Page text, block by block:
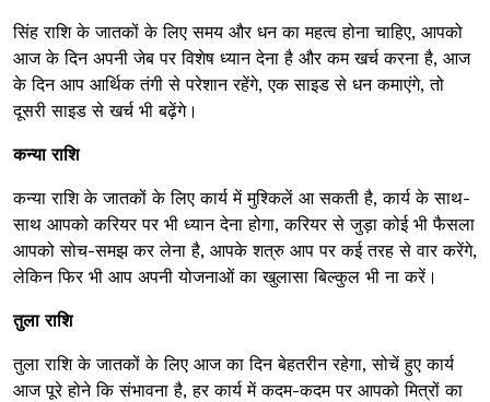
सिंह राशि के जातकों के लिए समय और धन का महत्व होना चाहिए, आपको
आज के दिन अपनी जेब पर विशेष ध्यान देना है और कम खर्च करना है, आज
के दिन आप आर्थिक तंगी से परेशान रहेंगे, एक साइड से धन कमाएंगे, तो
दूसरी साइड से खर्च भी बढ़ेंगे।
कन्या राशि
कन्या राशि के जातकों के लिए कार्य में मुश्किलें आ सकती है, कार्य के साथ-
साथ आपको करियर पर भी ध्यान देना होगा, करियर से जुड़ा कोई भी फैसला
आपको सोच-समझ कर लेना है, आपके शत्रु आप पर कई तरह से वार करेंगे,
लेकिन फिर भी आप अपनी योजनाओं का खुलासा बिल्कुल भी ना करें।
तुला राशि
तुला राशि के जातकों के लिए आज का दिन बेहतरीन रहेगा, सोचें हुए कार्य
आज पूरे होने कि संभावना है, हर कार्य में कदम-कदम पर आपको मित्रों का